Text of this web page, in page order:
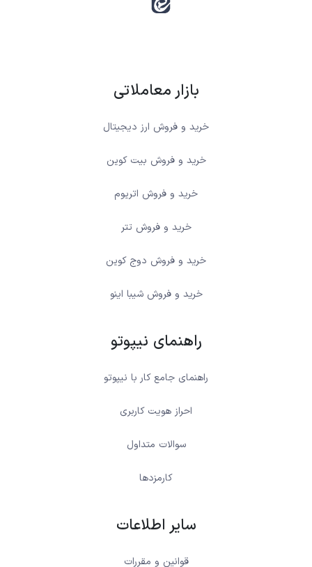
بازار معاملاتی
خرید و فروش ارز دیجیتال
خرید و فروش بیت کوین
خرید و فروش اتریوم
خرید و فروش تتر
خرید و فروش دوج کوین
خرید و فروش شیبا اینو
راهنمای نیپوتو
راهنمای جامع کار با نیپوتو
احراز هویت کاربری
سوالات متداول
کارمزدها
سایر اطلاعات
قوانین و مقررات